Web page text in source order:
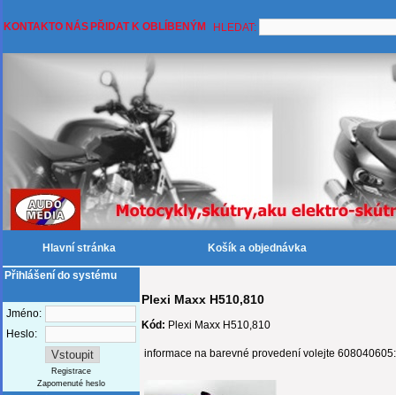
KONTAKTO NÁS PŘIDAT K OBLÍBENÝM HLEDAT:
Hlavní stránka Košík a objednávka
Přihlášení do systému
Jméno:
Heslo:
Registrace
Zapomenuté heslo
Plexi Maxx H510,810
Kód: Plexi Maxx H510,810
informace na barevné provedení volejte